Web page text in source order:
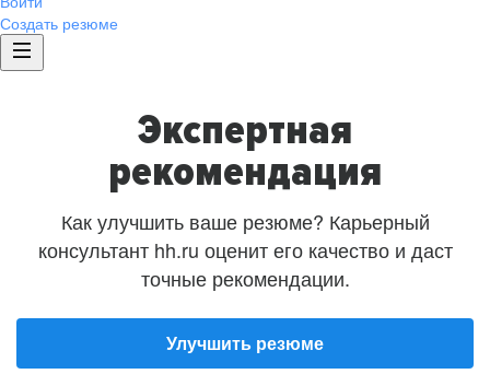
Создать резюме
Экспертная
рекомендация
Как улучшить ваше резюме? Карьерный
консультант hh.ru оценит его качество и даст
точные рекомендации.
Улучшить резюме